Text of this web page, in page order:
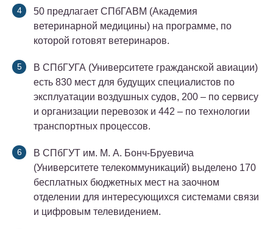
50 предлагает СПбГАВМ (Академия
ветеринарной медицины) на программе, по
которой готовят ветеринаров.
В СПбГУГА (Университете гражданской авиации)
есть 830 мест для будущих специалистов по
эксплуатации воздушных судов, 200 – по сервису
и организации перевозок и 442 – по технологии
транспортных процессов.
В СПбГУТ им. М. А. Бонч-Бруевича
(Университете телекоммуникаций) выделено 170
бесплатных бюджетных мест на заочном
отделении для интересующихся системами связи
и цифровым телевидением.